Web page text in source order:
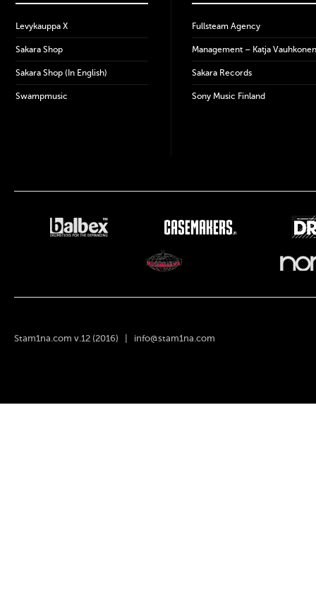
Levykauppa X
Sakara Shop
Sakara Shop (In English)
Swampmusic
Fullsteam Agency
Management – Katja Vauhkonen
Sakara Records
Sony Music Finland
Stam1na.com v.12 (2016) | info@stam1na.com